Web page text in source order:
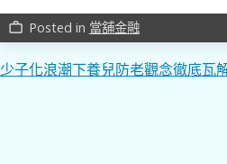
work_outline Posted in 當舖金融
文
少子化浪潮下養兒防老觀念徹底瓦